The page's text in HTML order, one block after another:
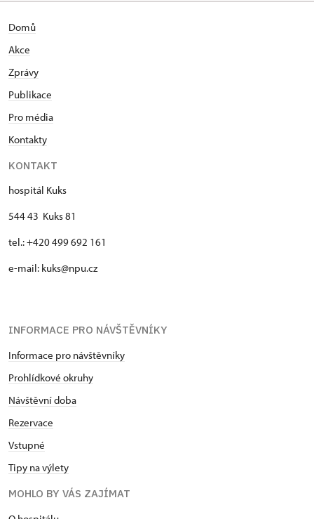
Domů
Akce
Zprávy
Publikace
Pro média
Kontakty
KONTAKT
hospitál Kuks
544 43 Kuks 81
tel.: +420 499 692 161
e-mail: kuks@npu.cz
INFORMACE PRO NÁVŠTĚVNÍKY
Informace pro návštěvníky
Prohlídkové okruhy
Návštěvní doba
Rezervace
Vstupné
Tipy na výlety
MOHLO BY VÁS ZAJÍMAT